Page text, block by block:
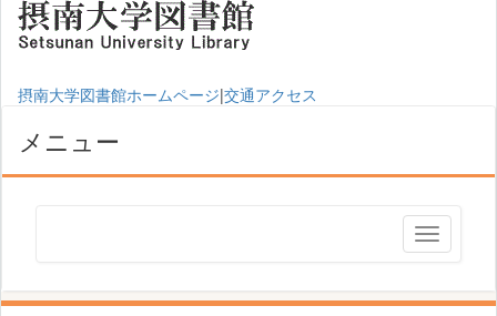
摂南大学図書館ホームページ|交通アクセス
メニュー